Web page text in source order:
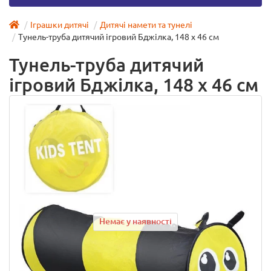
Іграшки дитячі
Дитячі намети та тунелі
Тунель-труба дитячий ігровий Бджілка, 148 х 46 см
Тунель-труба дитячий
ігровий Бджілка, 148 х 46 см
Немає у наявності